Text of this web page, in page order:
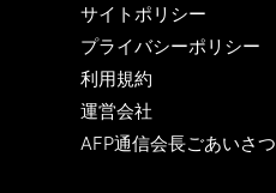
サイトポリシー
プライバシーポリシー
利用規約
運営会社
AFP通信会長ごあいさつ